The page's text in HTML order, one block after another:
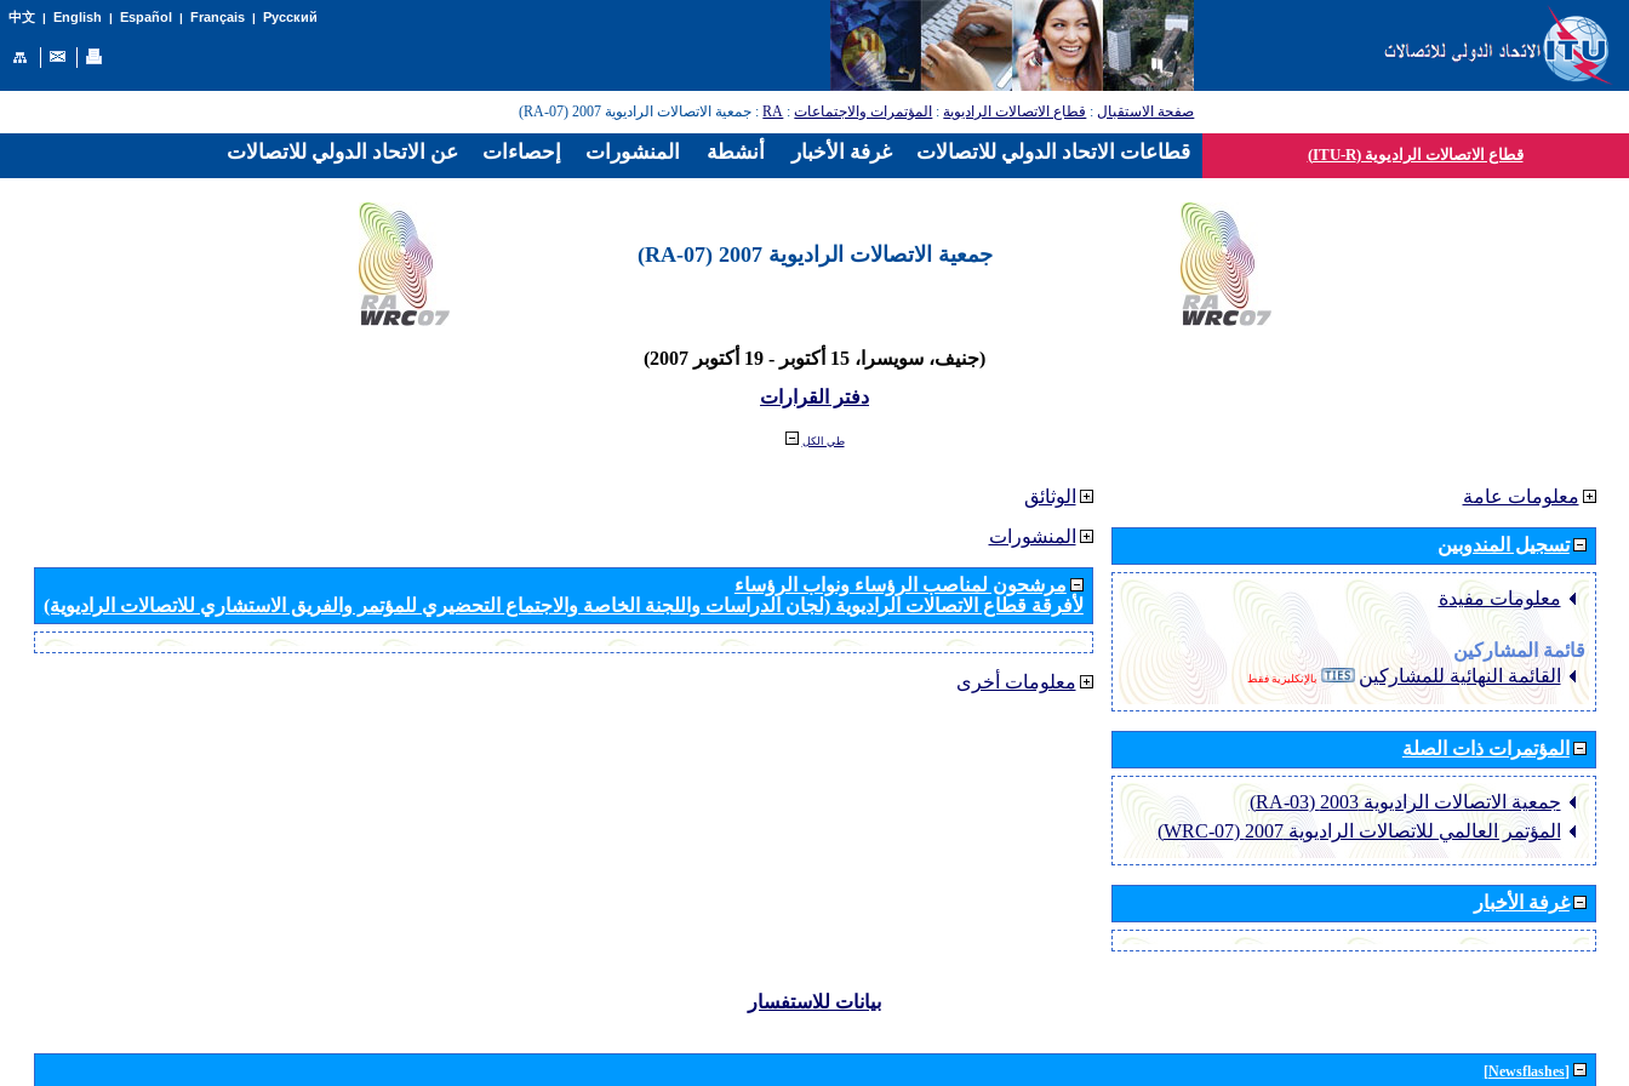
中文| English | Español | Français| Русский
صفحة الاستقبال: قطاع الاتصالات الراديوية: المؤتمرات والاجتماعات:
RA: جمعية الاتصالات الراديوية 2007 (RA-07)
قطاع الاتصالات الراديوية (ITU-R)
جمعية الاتصالات الراديوية 2007 (RA-07)
(جنيف، سويسرا، 15 أكتوبر - 19 أكتوبر 2007)
دفتر القرارات
طي الكل
الوثائق
المنشورات
مرشحون لمناصب الرؤساء ونواب الرؤساء
لأفرقة قطاع الاتصالات الراديوية (لجان الدراسات واللجنة الخاصة والاجتماع التحضيري للمؤتمر والفريق الاستشاري للاتصالات الراديوية)
معلومات أخرى
معلومات عامة
تسجيل المندوبين
معلومات مفيدة
قائمة المشاركين
القائمة النهائية للمشاركين
بالإنكليزية فقط
المؤتمرات ذات الصلة
جمعية الاتصالات الراديوية 2003 (RA-03)
المؤتمر العالمي للاتصالات الراديوية 2007 (WRC-07)
غرفة الأخبار
بيانات للاستفسار
[Newsflashes]
عن الاتحاد الدولي للاتصالات إحصاءات المنشورات أنشطة غرفة الأخبار قطاعات الاتحاد الدولي للاتصالات